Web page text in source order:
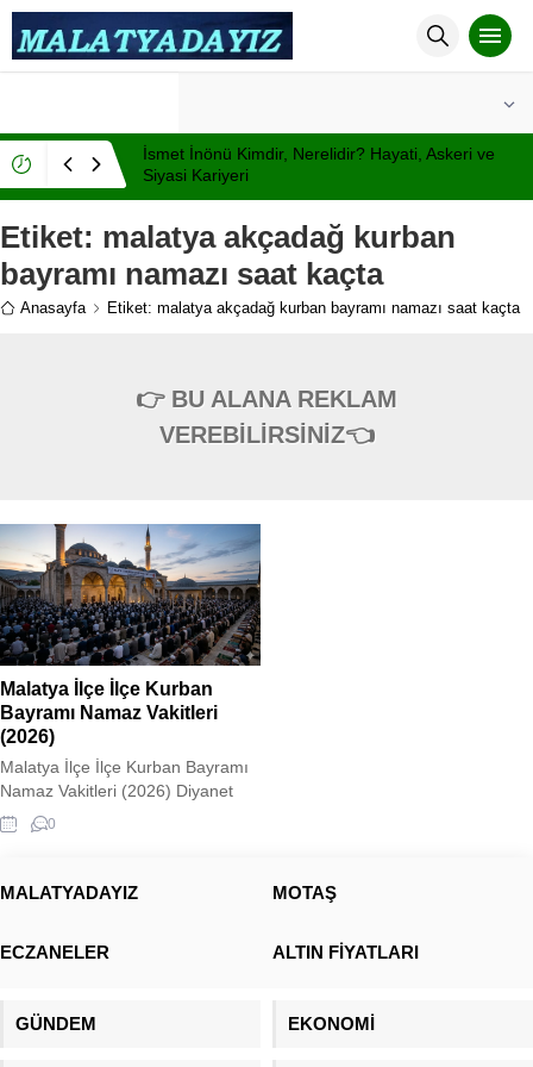
İsmet İnönü Kimdir, Nerelidir? Hayati, Askeri ve
Siyasi Kariyeri
Etiket: malatya akçadağ kurban
bayramı namazı saat kaçta
Anasayfa Etiket: malatya akçadağ kurban bayramı namazı saat kaçta
👉 BU ALANA REKLAM
VEREBİLİRSİNİZ👈
Malatya İlçe İlçe Kurban
Bayramı Namaz Vakitleri
(2026)
Malatya İlçe İlçe Kurban Bayramı
Namaz Vakitleri (2026) Diyanet
İşleri Başkanlığı, 27 Mayıs 2026
Çarşamba günü eda edilecek
resmi olarak duyurdu. Malatya
şehrin doğusu ve batısı arasındaki
dakikalık değişiklikler gösteriyor....
0
MALATYADAYIZ MOTAŞ
ECZANELER ALTIN FİYATLARI
GÜNDEM EKONOMİ